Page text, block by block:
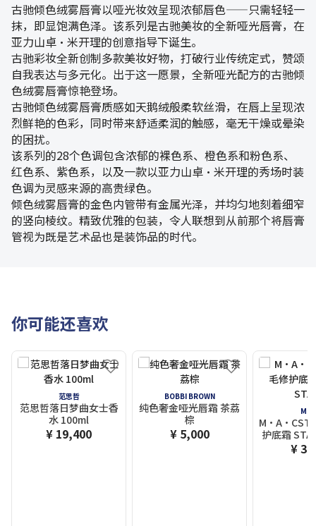
古驰倾色绒雾唇膏以哑光妆效呈现浓郁唇色——只需轻轻一
抹，即显饱满色泽。该系列是古驰美妆的全新哑光唇膏，在
亚力山卓·米开理的创意指导下诞生。
古驰彩妆全新创制多款美妆好物，打破行业传统定式，赞颂
自我表达与多元化。出于这一愿景，全新哑光配方的古驰倾
色绒雾唇膏惊艳登场。
古驰倾色绒雾唇膏质感如天鹅绒般柔软丝滑，在唇上呈现浓
烈鲜艳的色彩，同时带来舒适柔润的触感，毫无干燥或晕染
的困扰。
该系列的28个色调包含浓郁的裸色系、橙色系和粉色系、
红色系、紫色系，以及一款以亚力山卓·米开理的秀场时装
色调为灵感来源的高贵绿色。
倾色绒雾唇膏的金色内管带有金属光泽，并均匀地刻着细窄
的竖向棱纹。精致优雅的包装，令人联想到从前那个将唇膏
管视为既是艺术品也是装饰品的时代。
你可能还喜欢
范思哲
范思哲落日梦曲女士香
水 100ml
¥ 19,400
BOBBI BROWN
纯色奢金哑光唇霜 茶荔
棕
¥ 5,000
护底霜
¥